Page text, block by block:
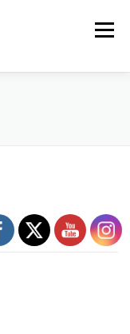
メニュー